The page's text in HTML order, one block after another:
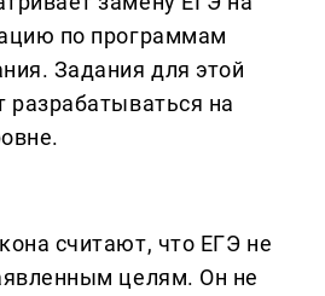
по программам
Задания для этой
разрабатываться на
считают, что ЕГЭ не
целям. Он не